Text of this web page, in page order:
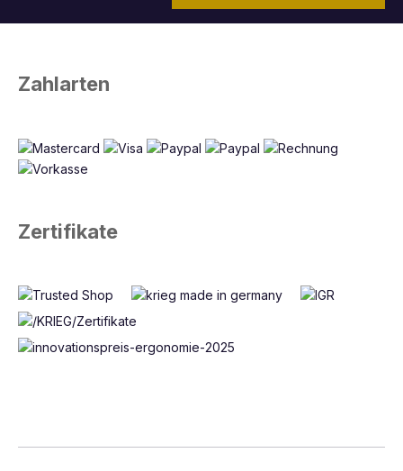
Zahlarten
Zertifikate